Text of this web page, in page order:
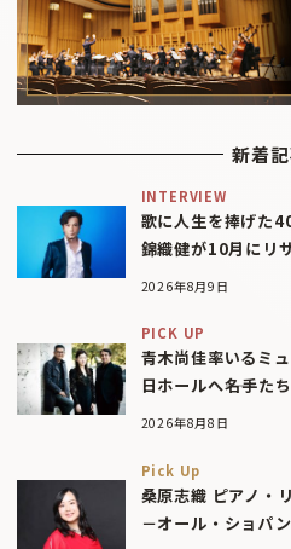
新着
INTERVIEW
歌に人生を捧げた
錦織健が10月にリ
2026年8月9日
PICK UP
青木尚佳率いるミ
日ホールへ――名手
2026年8月8日
Pick Up
桑原志織 ピアノ・
－オール・ショパ